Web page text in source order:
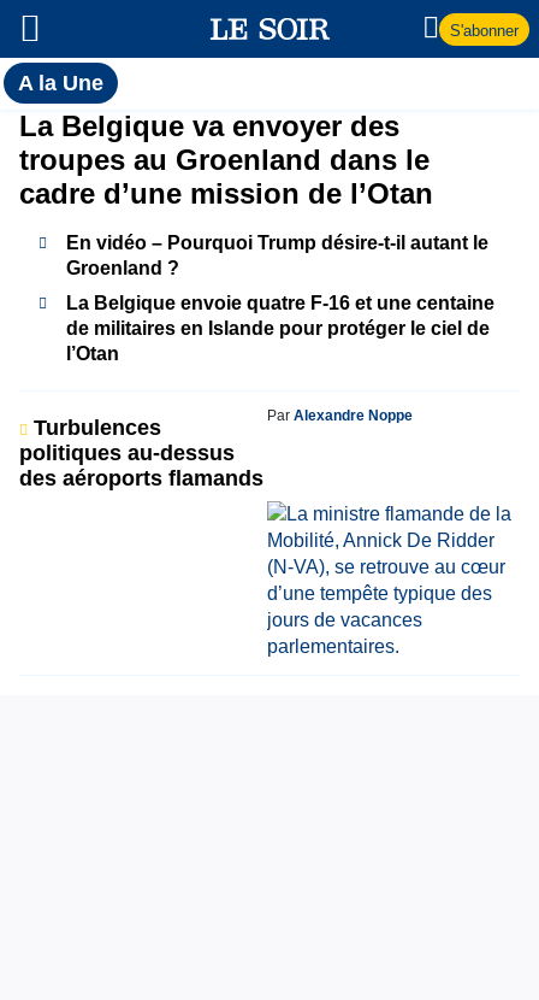
S'abonner
A la UneToutes
l'actualité
du Soir
A
la
Une
La Belgique va envoyer des
troupes au Groenland dans le
cadre d’une mission de l’Otan
En vidéo – Pourquoi Trump désire-t-il autant le
Groenland ?
La Belgique envoie quatre F-16 et une centaine
de militaires en Islande pour protéger le ciel de
l’Otan
Turbulences
politiques au-dessus
des aéroports flamands
Par Alexandre Noppe